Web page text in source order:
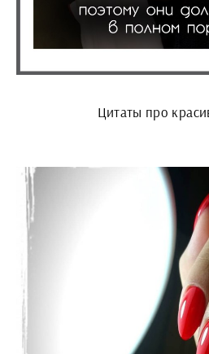
Цитаты про